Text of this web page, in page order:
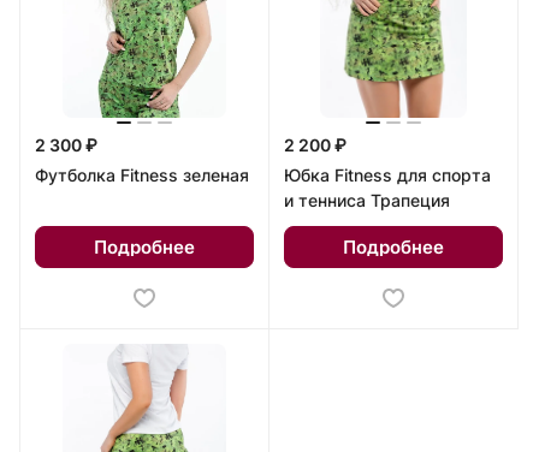
2 300 ₽
Футболка Fitness зеленая
Подробнее
2 200 ₽
Юбка Fitness для спорта
и тенниса Трапеция
Подробнее